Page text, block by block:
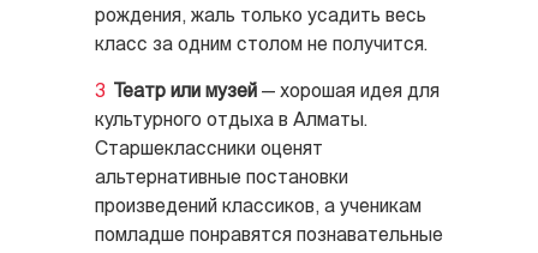
рождения, жаль только усадить весь
класс за одним столом не получится.
Театр или музей — хорошая идея для
культурного отдыха в Алматы.
Старшеклассники оценят
альтернативные постановки
произведений классиков, а ученикам
помладше понравятся познавательные